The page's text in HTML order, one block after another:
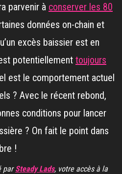
parvenir à conserver les 80
données on-chain et
excès baissier est en
potentiellement toujours
est le comportement actuel
? Avec le récent rebond,
conditions pour lancer
? On fait le point dans
!
parSteady Lads, votre accès à la